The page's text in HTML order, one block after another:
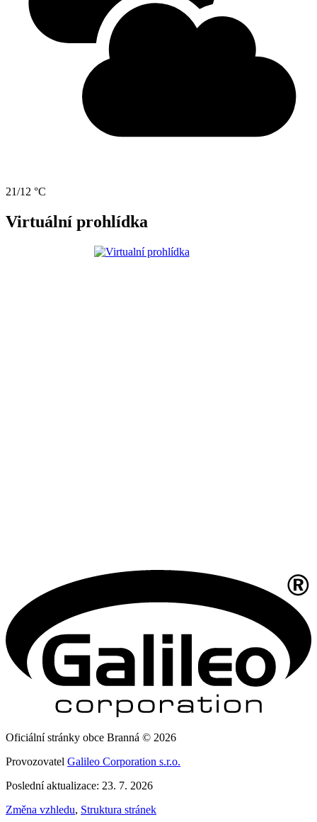
21/12 °C
Virtuální prohlídka
Oficiální stránky obce Branná © 2026
Provozovatel Galileo Corporation s.r.o.
Poslední aktualizace: 23. 7. 2026
Změna vzhledu, Struktura stránek